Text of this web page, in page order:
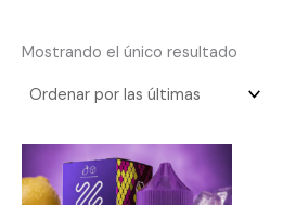
Mostrando el único resultado